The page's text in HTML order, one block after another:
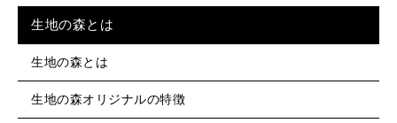
生地の森とは
生地の森とは
生地の森オリジナルの特徴